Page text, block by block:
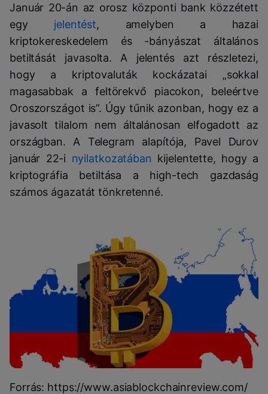
Január 20-án az orosz központi bank közzétett
egy jelentést, amelyben a hazai
kriptokereskedelem és -bányászat általános
betiltását javasolta. A jelentés azt részletezi,
hogy a kriptovaluták kockázatai „sokkal
magasabbak a feltörekvő piacokon, beleértve
Oroszországot is”. Úgy tűnik azonban, hogy ez a
javasolt tilalom nem általánosan elfogadott az
országban. A Telegram alapítója, Pavel Durov
január 22-i nyilatkozatában kijelentette, hogy a
kriptográfia betiltása a high-tech gazdaság
számos ágazatát tönkretenné.
Forrás: https://www.asiablockchainreview.com/